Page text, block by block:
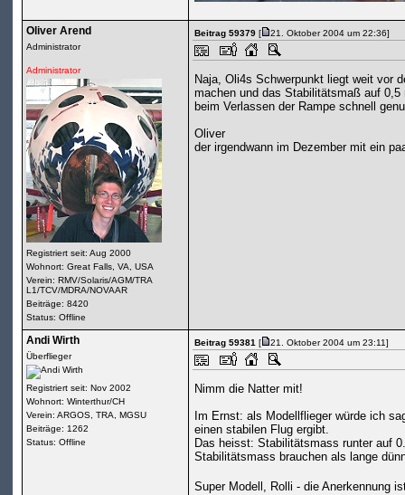
Oliver Arend
Administrator
Administrator
Registriert seit: Aug 2000
Wohnort: Great Falls, VA, USA
Verein: RMV/Solaris/AGM/TRA
L1/TCV/MDRA/NOVAAR
Beiträge: 8420
Status: Offline
Beitrag 59379[ 21. Oktober 2004 um 22:36]
Naja, Oli4s Schwerpunkt liegt weit vor
machen und das Stabilitätsmaß auf
beim Verlassen der Rampe schnell
Oliver
der irgendwann im Dezember mit ein
Andi Wirth
Überflieger
Registriert seit: Nov 2002
Wohnort: Winterthur/CH
Verein: ARGOS, TRA, MGSU
Beiträge: 1262
Status: Offline
Beitrag 59381[ 21. Oktober 2004 um 23:11]
Nimm die Natter mit!
Im Ernst: als Modellflieger würde ich
einen stabilen Flug ergibt.
Das heisst: Stabilitätsmass runter auf
Stabilitätsmass brauchen als lange
Super Modell, Rolli - die Anerkennung